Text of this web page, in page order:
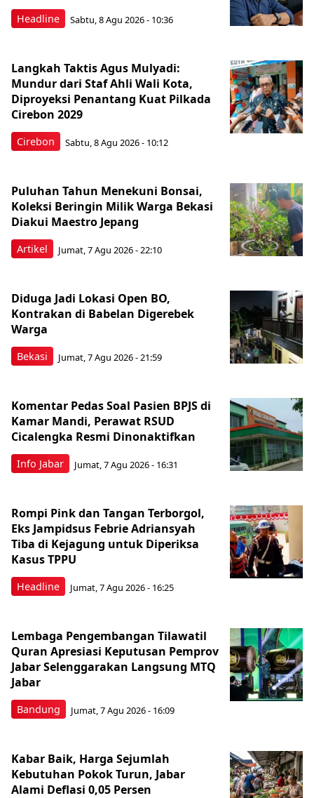
Headline Sabtu, 8 Agu 2026 - 10:36
Cirebon
Langkah Taktis Agus Mulyadi:
Mundur dari Staf Ahli Wali Kota,
Diproyeksi Penantang Kuat Pilkada
Cirebon 2029
Sabtu, 8 Agu 2026 - 10:12
Artikel
Puluhan Tahun Menekuni Bonsai,
Koleksi Beringin Milik Warga Bekasi
Diakui Maestro Jepang
Jumat, 7 Agu 2026 - 22:10
Bekasi
Diduga Jadi Lokasi Open BO,
Kontrakan di Babelan Digerebek
Warga
Jumat, 7 Agu 2026 - 21:59
Info Jabar
Komentar Pedas Soal Pasien BPJS di
Kamar Mandi, Perawat RSUD
Cicalengka Resmi Dinonaktifkan
Jumat, 7 Agu 2026 - 16:31
Headline
Rompi Pink dan Tangan Terborgol,
Eks Jampidsus Febrie Adriansyah
Tiba di Kejagung untuk Diperiksa
Kasus TPPU
Jumat, 7 Agu 2026 - 16:25
Bandung
Lembaga Pengembangan Tilawatil
Quran Apresiasi Keputusan Pemprov
Jabar Selenggarakan Langsung MTQ
Jabar
Jumat, 7 Agu 2026 - 16:09
Kabar Baik, Harga Sejumlah
Kebutuhan Pokok Turun, Jabar
Alami Deflasi 0,05 Persen